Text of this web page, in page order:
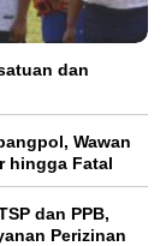
dan
Wawan
hingga Fatal
dan PPB,
Perizinan